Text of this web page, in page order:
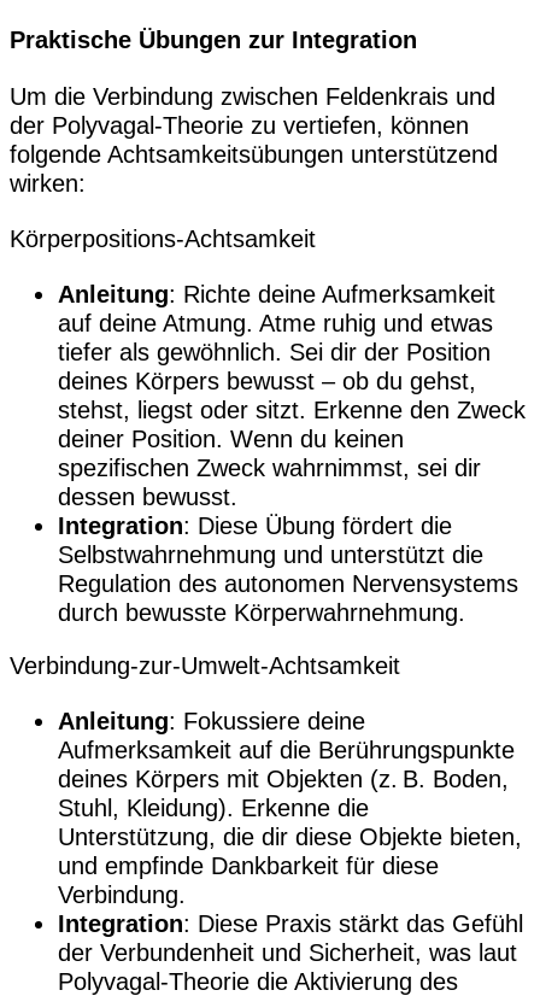
Praktische Übungen zur Integration
Um die Verbindung zwischen Feldenkrais und
der Polyvagal-Theorie zu vertiefen, können
folgende Achtsamkeitsübungen unterstützend
wirken:
Körperpositions-Achtsamkeit
Anleitung: Richte deine Aufmerksamkeit
auf deine Atmung. Atme ruhig und etwas
tiefer als gewöhnlich. Sei dir der Position
deines Körpers bewusst – ob du gehst,
stehst, liegst oder sitzt. Erkenne den Zweck
deiner Position. Wenn du keinen
spezifischen Zweck wahrnimmst, sei dir
dessen bewusst.
Integration: Diese Übung fördert die
Selbstwahrnehmung und unterstützt die
Regulation des autonomen Nervensystems
durch bewusste Körperwahrnehmung.
Verbindung-zur-Umwelt-Achtsamkeit
Anleitung: Fokussiere deine
Aufmerksamkeit auf die Berührungspunkte
deines Körpers mit Objekten (z. B. Boden,
Stuhl, Kleidung). Erkenne die
Unterstützung, die dir diese Objekte bieten,
und empfinde Dankbarkeit für diese
Verbindung.
Integration: Diese Praxis stärkt das Gefühl
der Verbundenheit und Sicherheit, was laut
Polyvagal-Theorie die Aktivierung des